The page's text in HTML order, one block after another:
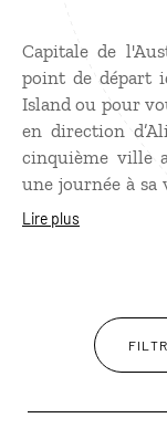
Capitale de
point de départ
Island ou pour
en direction
cinquième ville
une journée à sa
ses bâtiments
de vins locaux à
Lire plus